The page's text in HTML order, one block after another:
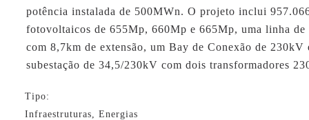
potência instalada de 500MWn. O projeto inclui
fotovoltaicos de 655Mp, 660Mp e 665Mp, uma linha de
com 8,7km de extensão, um Bay de Conexão de 230kV
subestação de 34,5/230kV com dois transformadores
Tipo:
Infraestruturas, Energias